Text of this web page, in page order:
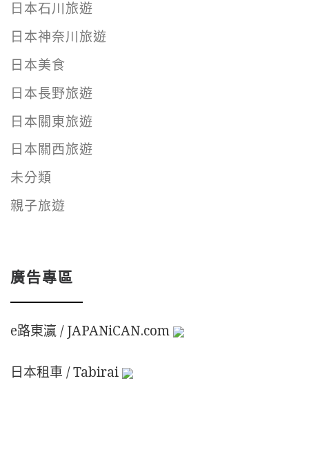
日本石川旅遊
日本神奈川旅遊
日本美食
日本長野旅遊
日本關東旅遊
日本關西旅遊
未分類
親子旅遊
廣告專區
e路東瀛 / JAPANiCAN.com
日本租車 / Tabirai